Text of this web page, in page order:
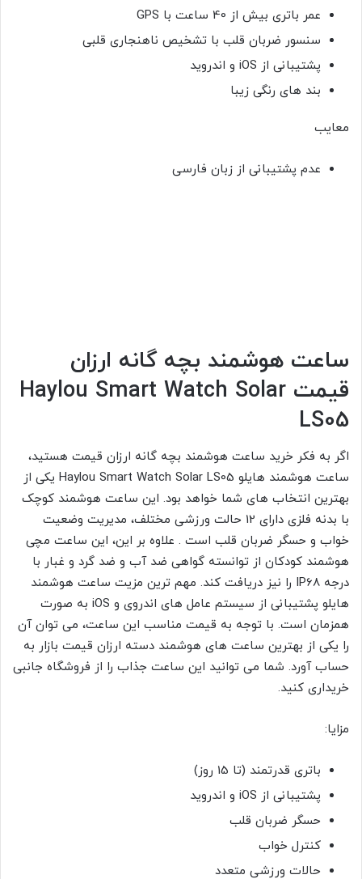
عمر باتری بیش از 40 ساعت با GPS
سنسور ضربان قلب با تشخیص ناهنجاری قلبی
پشتیبانی از iOS و اندروید
بند های رنگی زیبا
معایب
عدم پشتیبانی از زبان فارسی
ساعت هوشمند بچه گانه ارزان
قیمت Haylou Smart Watch Solar
LS05
اگر به فکر خرید ساعت هوشمند بچه گانه ارزان قیمت هستید،
ساعت هوشمند هایلو Haylou Smart Watch Solar LS05 یکی از
بهترین انتخاب های شما خواهد بود. این ساعت هوشمند کوچک
با بدنه فلزی دارای 12 حالت ورزشی مختلف، مدیریت وضعیت
خواب و حسگر ضربان قلب است . علاوه بر این، این ساعت مچی
هوشمند کودکان از توانسته گواهی ضد آب و ضد گرد و غبار با
درجه IP68 را نیز دریافت کند. مهم ترین مزیت ساعت هوشمند
هایلو پشتیبانی از سیستم عامل های اندروی و iOS به صورت
همزمان است. با توجه به قیمت مناسب این ساعت، می توان آن
را یکی از بهترین ساعت های هوشمند دسته ارزان قیمت بازار به
حساب آورد. شما می توانید این ساعت جذاب را از فروشگاه جانبی
خریداری کنید.
مزایا:
باتری قدرتمند (تا 15 روز)
پشتیبانی از iOS و اندروید
حسگر ضربان قلب
کنترل خواب
حالات ورزشی متعدد